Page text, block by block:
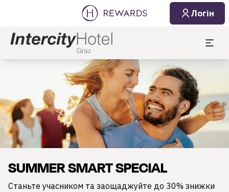
Логін
SUMMER SMART SPECIAL
Станьте учасником та заощаджуйте до 30% знижки